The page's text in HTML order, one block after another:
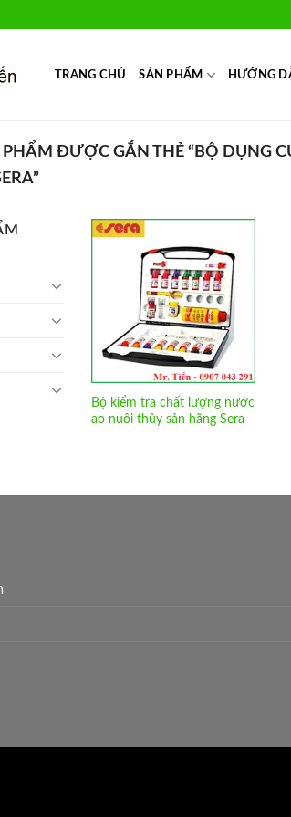
TRANG CHỦ SẢN PHẨM HƯỚNG
ĐƯỢC GẮN THẺ “BỘ DỤNG
Add to
Wishlist
Bộ kiểm tra chất lượng nước
ao nuôi thủy sản hãng Sera